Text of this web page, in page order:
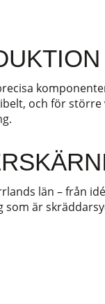
och för större
län – från
som är